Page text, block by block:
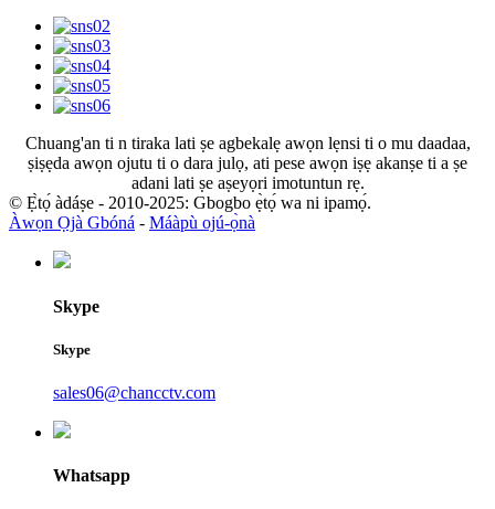
Chuang'an ti n tiraka lati ṣe agbekalẹ awọn lẹnsi ti o mu daadaa,
ṣiṣẹda awọn ojutu ti o dara julọ, ati pese awọn iṣẹ akanṣe ti a ṣe
adani lati ṣe aṣeyọri imotuntun rẹ.
© Ẹ̀tọ́ àdáṣe - 2010-2025: Gbogbo ẹ̀tọ́ wa ni ipamọ́.
Àwọn Ọjà Gbóná - Máàpù ojú-ọ̀nà
Skype
Skype
sales06@chancctv.com
Whatsapp